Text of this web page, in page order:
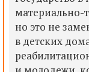
материально-
но это не
в детских